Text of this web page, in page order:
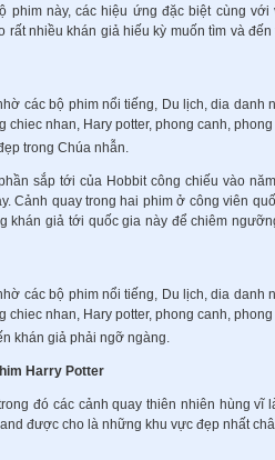
phim này, các hiệu ứng đặc biệt cùng với
rất nhiều khán giả hiếu kỳ muốn tìm và
trong Chúa nhẫn.
sắp tới của Hobbit công chiếu vào
Cảnh quay trong hai phim ở công viên
khán giả tới quốc gia này để chiêm
khán giả phải ngỡ ngàng.
Harry Potter
đó các cảnh quay thiên nhiên hùng vĩ
được cho là những khu vực đẹp nhất